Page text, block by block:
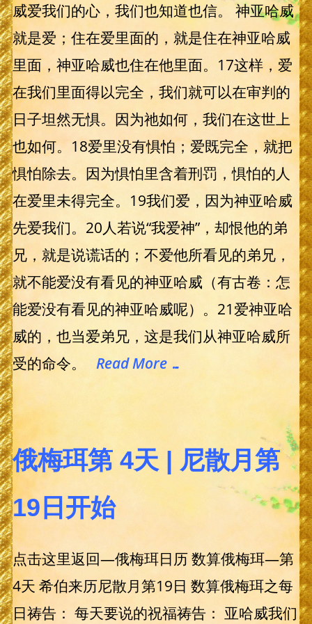
威爱我们的心，我们也知道也信。 神亚哈威
就是爱；住在爱里面的，就是住在神亚哈威
里面，神亚哈威也住在他里面。17这样，爱
在我们里面得以完全，我们就可以在审判的
日子坦然无惧。因为祂如何，我们在这世上
也如何。18爱里没有惧怕；爱既完全，就把
惧怕除去。因为惧怕里含着刑罚，惧怕的人
在爱里未得完全。19我们爱，因为神亚哈威
先爱我们。20人若说“我爱神”，却恨他的弟
兄，就是说谎话的；不爱他所看见的弟兄，
就不能爱没有看见的神亚哈威（有古卷：怎
能爱没有看见的神亚哈威呢）。21爱神亚哈
威的，也当爱弟兄，这是我们从神亚哈威所
受的命令。 Read More …
俄梅珥第 4天 | 尼散月第
19日开始
点击这里返回—俄梅珥日历 数算俄梅珥—第
4天 希伯来历尼散月第19日 数算俄梅珥之每
日祷告： 每天要说的祝福祷告： 亚哈威我们